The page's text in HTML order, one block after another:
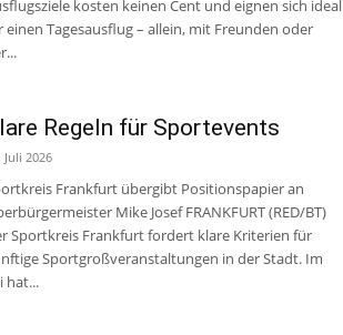
kosten keinen Cent und eignen sich ideal
einen Tagesausflug – allein, mit Freunden oder
Regeln für Sportevents
Juli 2026
Frankfurt übergibt Positionspapier an
Mike Josef FRANKFURT (RED/BT)
Sportkreis Frankfurt fordert klare Kriterien für
Sportgroßveranstaltungen in der Stadt. Im
hat...